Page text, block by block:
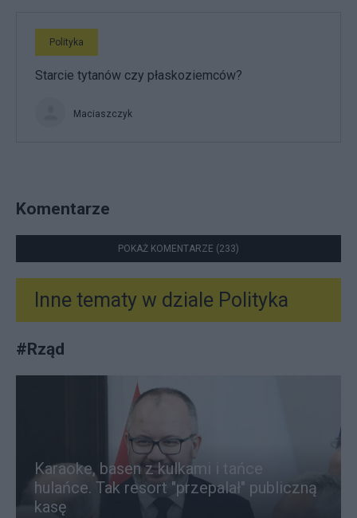
Polityka
Starcie tytanów czy płaskoziemców?
Maciaszczyk
Komentarze
POKAŻ KOMENTARZE (233)
Inne tematy w dziale Polityka
#Rząd
Karaoke, basen z kulkami i tańce
hulańce. Tak resort "przepalał" publiczną
kasę